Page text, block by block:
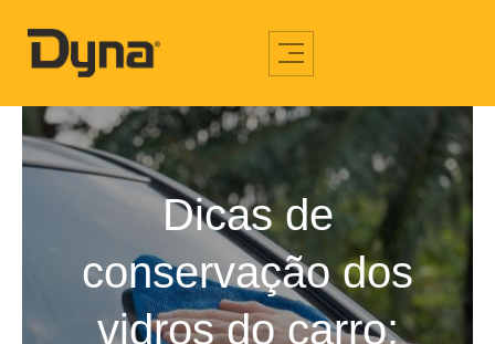
Dicas de
conservação dos
vidros do carro: